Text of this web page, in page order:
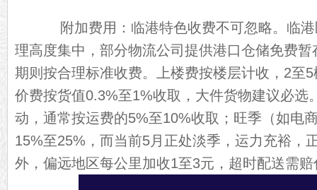
附加费用：临港特色收费不可忽略。临港
理高度集中，部分物流公司提供港口仓储免费
期则按合理标准收费。上楼费按楼层计收，2至
价费按货值0.3%至1%收取，大件货物建议必选
动，通常按运费的5%至10%收取；旺季（如电
15%至25%，而当前5月正处淡季，运力充裕，
外，偏远地区每公里加收1至3元，超时配送需